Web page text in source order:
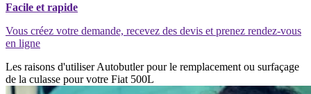
Facile et rapide
Vous créez votre demande, recevez des devis et prenez rendez-vous
en ligne
Les raisons d'utiliser Autobutler pour le remplacement ou surfaçage
de la culasse pour votre Fiat 500L